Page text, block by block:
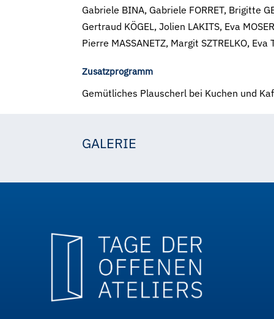
Gabriele BINA, Gabriele FORRET, Brigitte
Gertraud KÖGEL, Jolien LAKITS, Eva
Pierre MASSANETZ, Margit SZTRELKO, Eva
Zusatzprogramm
Gemütliches Plauscherl bei Kuchen und
GALERIE